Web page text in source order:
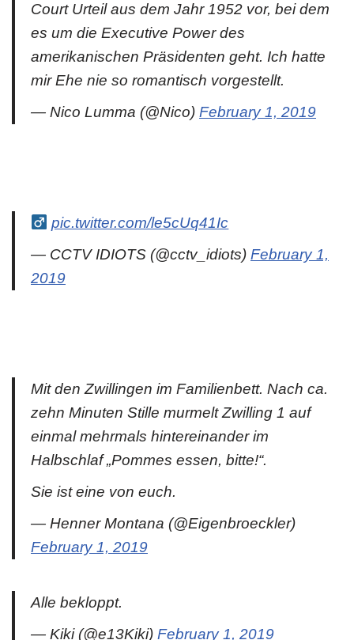
Court Urteil aus dem Jahr 1952 vor, bei dem
es um die Executive Power des
amerikanischen Präsidenten geht. Ich hatte
mir Ehe nie so romantisch vorgestellt.
— Nico Lumma (@Nico) February 1, 2019
pic.twitter.com/le5cUq41Ic
— CCTV IDIOTS (@cctv_idiots) February 1,
2019
Mit den Zwillingen im Familienbett. Nach ca.
zehn Minuten Stille murmelt Zwilling 1 auf
einmal mehrmals hintereinander im
Halbschlaf „Pommes essen, bitte!“.
Sie ist eine von euch.
— Henner Montana (@Eigenbroeckler)
February 1, 2019
Alle bekloppt.
— Kiki (@e13Kiki) February 1, 2019